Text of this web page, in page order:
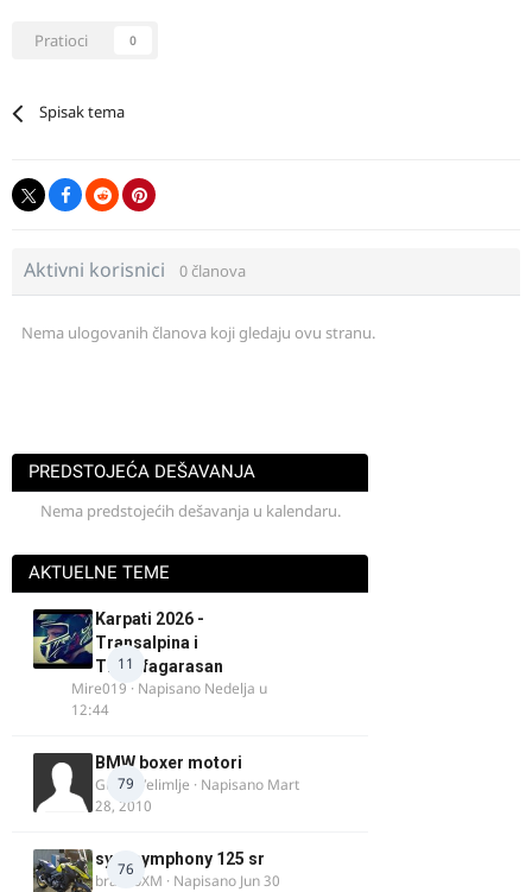
Pratioci 0
Spisak tema
Aktivni korisnici 0 članova
Nema ulogovanih članova koji gledaju ovu stranu.
PREDSTOJEĆA DEŠAVANJA
Nema predstojećih dešavanja u kalendaru.
AKTUELNE TEME
11
Karpati 2026 -
Transalpina i
Transfagarasan
Mire019 · Napisano Nedelja u
12:44
79
BMW boxer motori
Guest Velimlje · Napisano Mart
28, 2010
76
sym symphony 125 sr
brankoXM · Napisano Jun 30